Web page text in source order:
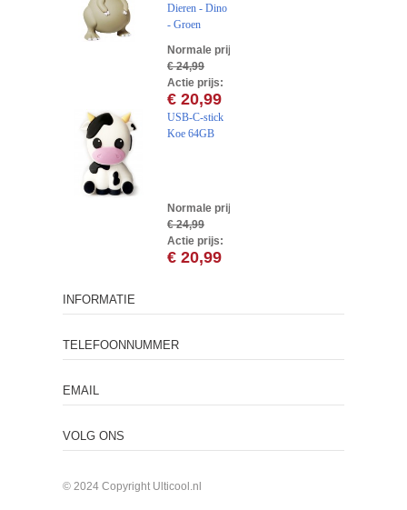
Dieren - Dino
- Groen
Normale prijs:
€ 24,99
Actie prijs:
€ 20,99
USB-C-stick
Koe 64GB
Normale prijs:
€ 24,99
Actie prijs:
€ 20,99
INFORMATIE
TELEFOONNUMMER
EMAIL
VOLG ONS
© 2024 Copyright Ulticool.nl